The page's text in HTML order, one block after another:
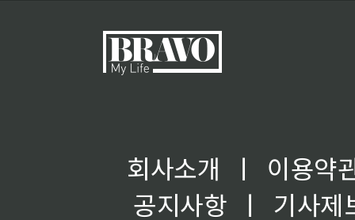
회사소개 ㅣ
이용약
공지사항
ㅣ
기사제